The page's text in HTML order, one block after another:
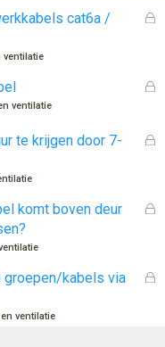
G
o
cat6a /
ventilatie
G
ventilatie
G
o
te krijgen door 7-
G
o
komt boven deur
G
groepen/kabels via
ventilatie